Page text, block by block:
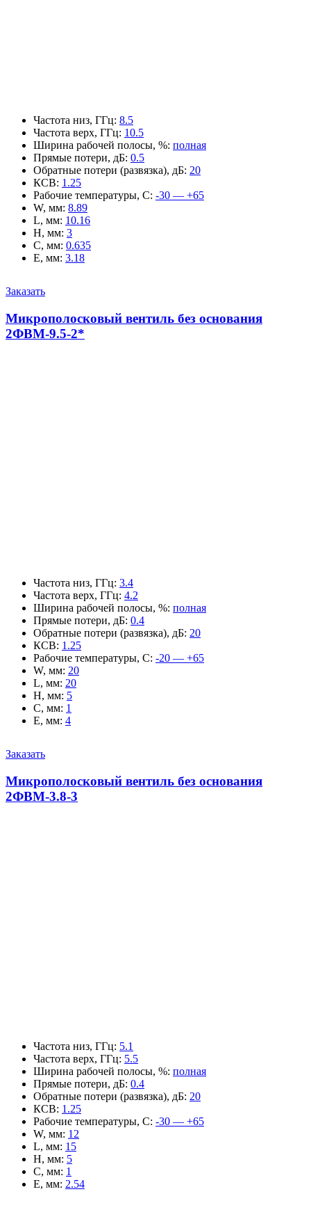
Частота низ, ГГц: 8.5
Частота верх, ГГц: 10.5
Ширина рабочей полосы, %: полная
Прямые потери, дБ: 0.5
Обратные потери (развязка), дБ: 20
КСВ: 1.25
Рабочие температуры, С: -30 — +65
W, мм: 8.89
L, мм: 10.16
H, мм: 3
C, мм: 0.635
E, мм: 3.18
Заказать
Микрополосковый вентиль без основания
2ФВМ-9.5-2*
Частота низ, ГГц: 3.4
Частота верх, ГГц: 4.2
Ширина рабочей полосы, %: полная
Прямые потери, дБ: 0.4
Обратные потери (развязка), дБ: 20
КСВ: 1.25
Рабочие температуры, С: -20 — +65
W, мм: 20
L, мм: 20
H, мм: 5
C, мм: 1
E, мм: 4
Заказать
Микрополосковый вентиль без основания
2ФВМ-3.8-3
Частота низ, ГГц: 5.1
Частота верх, ГГц: 5.5
Ширина рабочей полосы, %: полная
Прямые потери, дБ: 0.4
Обратные потери (развязка), дБ: 20
КСВ: 1.25
Рабочие температуры, С: -30 — +65
W, мм: 12
L, мм: 15
H, мм: 5
C, мм: 1
E, мм: 2.54